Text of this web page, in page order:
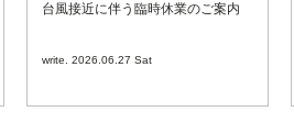
台風接近に伴う臨時休業のご案内
write. 2026.06.27 Sat